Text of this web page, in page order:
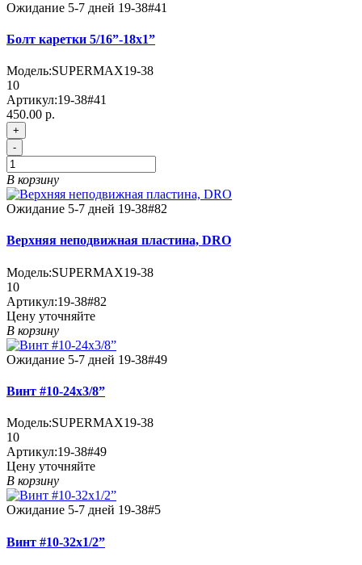
Ожидание 5-7 дней 19-38#41
Болт каретки 5/16”-18x1”
Модель:SUPERMAX19-38
10
Артикул:19-38#41
450.00 р.
+
-
В корзину
Ожидание 5-7 дней 19-38#82
Верхняя неподвижная пластина, DRO
Модель:SUPERMAX19-38
10
Артикул:19-38#82
Цену уточняйте
В корзину
Ожидание 5-7 дней 19-38#49
Винт #10-24x3/8”
Модель:SUPERMAX19-38
10
Артикул:19-38#49
Цену уточняйте
В корзину
Ожидание 5-7 дней 19-38#5
Винт #10-32x1/2”